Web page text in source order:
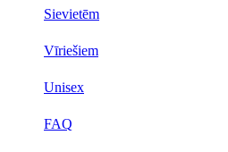
Sievietēm
Vīriešiem
Unisex
FAQ